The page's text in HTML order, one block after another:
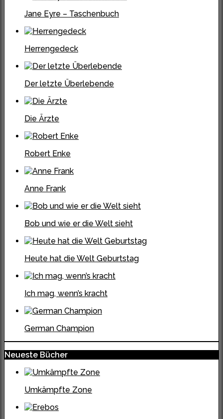
Jane Eyre – Taschenbuch
Herrengedeck
Der letzte Überlebende
Die Ärzte
Robert Enke
Anne Frank
Bob und wie er die Welt sieht
Heute hat die Welt Geburtstag
Ich mag, wenn’s kracht
German Champion
Neueste Bücher
Umkämpfte Zone